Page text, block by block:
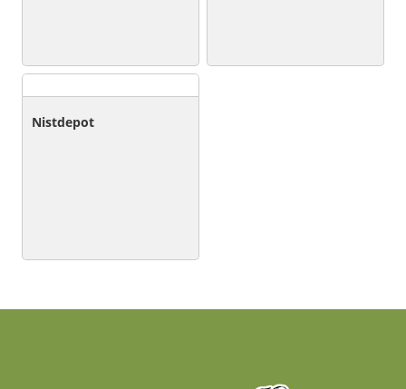
Nistdepot